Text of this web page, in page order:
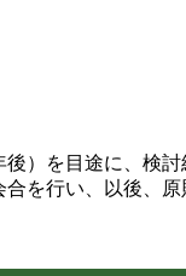
）を目途に、検
を行い、以後、